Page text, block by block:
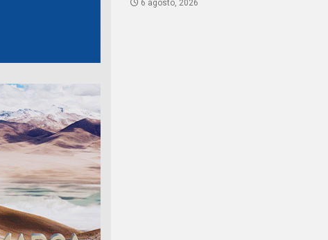
6 agosto, 2026